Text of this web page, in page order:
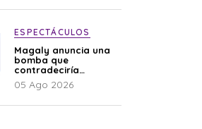
ESPECTÁCULOS
Magaly anuncia una
bomba que
contradeciría
comunicado de La
Bella Luz: “Hay un
05 Ago 2026